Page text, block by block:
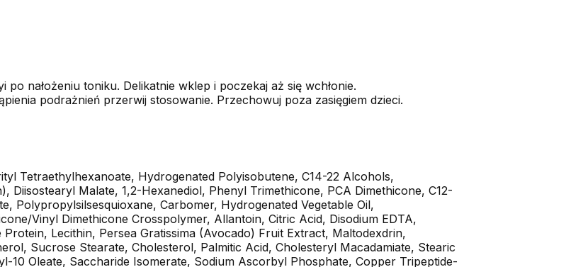
nałożeniu toniku. Delikatnie wklep i poczekaj aż się wchłonie.
podrażnień przerwij stosowanie. Przechowuj poza zasięgiem dzieci.
Tetraethylhexanoate, Hydrogenated Polyisobutene, C14-22 Alcohols,
Diisostearyl Malate, 1,2-Hexanediol, Phenyl Trimethicone, PCA Dimethicone, C12-
Polypropylsilsesquioxane, Carbomer, Hydrogenated Vegetable Oil,
Vinyl Dimethicone Crosspolymer, Allantoin, Citric Acid, Disodium EDTA,
Lecithin, Persea Gratissima (Avocado) Fruit Extract, Maltodexdrin,
Sucrose Stearate, Cholesterol, Palmitic Acid, Cholesteryl Macadamiate, Stearic
10 Oleate, Saccharide Isomerate, Sodium Ascorbyl Phosphate, Copper Tripeptide-